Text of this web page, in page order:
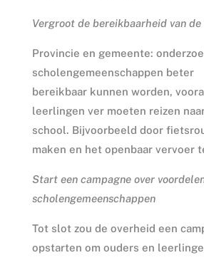
Vergroot de bereikbaarheid van de
Provincie en gemeente:
scholengemeenschappen beter
bereikbaar kunnen worden,
leerlingen ver moeten reizen
school. Bijvoorbeeld door
maken en het openbaar vervoer
Start een campagne over
scholengemeenschappen
Tot slot zou de overheid een
opstarten om ouders en